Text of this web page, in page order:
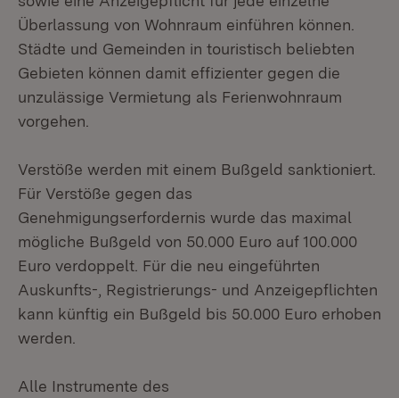
Überlassung von Wohnraum einführen können.
Städte und Gemeinden in touristisch beliebten
Gebieten können damit effizienter gegen die
unzulässige Vermietung als Ferienwohnraum
vorgehen.
Verstöße werden mit einem Bußgeld sanktioniert.
Für Verstöße gegen das
Genehmigungserfordernis wurde das maximal
mögliche Bußgeld von 50.000 Euro auf 100.000
Euro verdoppelt. Für die neu eingeführten
Auskunfts-, Registrierungs- und Anzeigepflichten
kann künftig ein Bußgeld bis 50.000 Euro erhoben
werden.
Alle Instrumente des